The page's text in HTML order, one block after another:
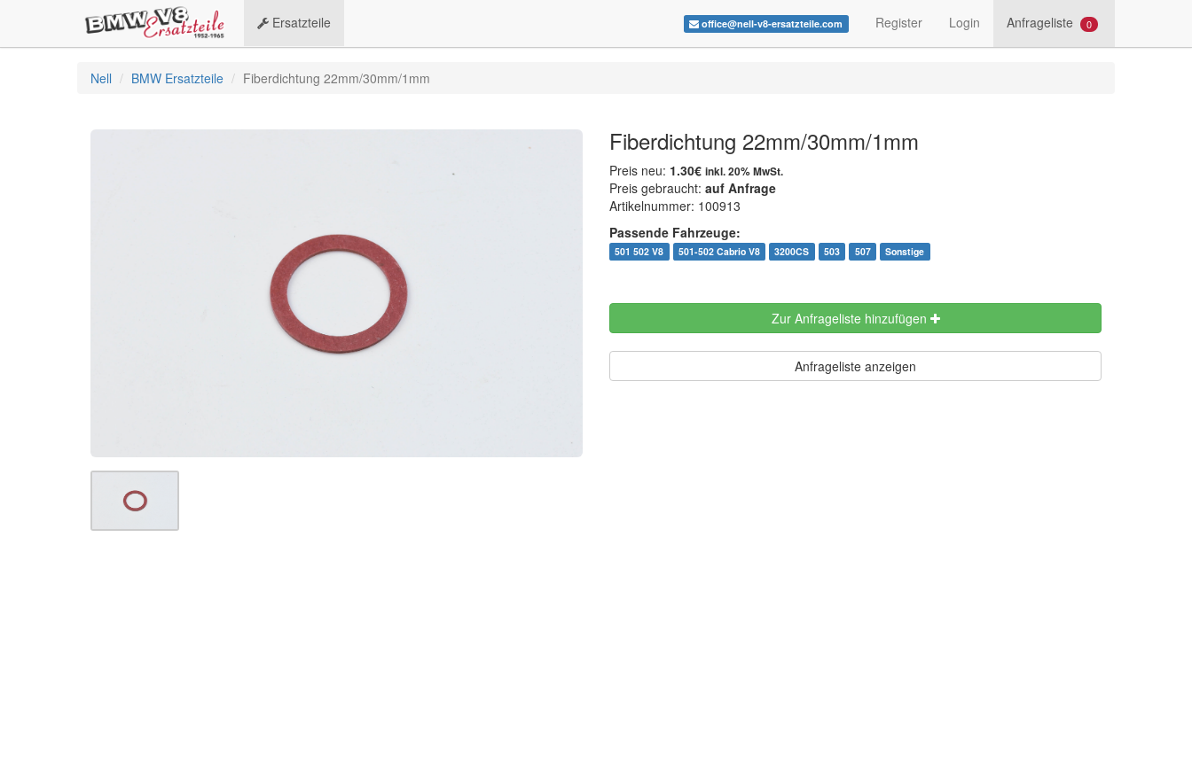
Ersatzteile office@nell-v8-ersatzteile.com Register Login Anfrageliste 0
Nell BMW Ersatzteile Fiberdichtung 22mm/30mm/1mm
Fiberdichtung 22mm/30mm/1mm
Preis neu: 1.30€ inkl. 20% MwSt.
Preis gebraucht: auf Anfrage
Artikelnummer: 100913
Passende Fahrzeuge:
501 502 V8 501-502 Cabrio V8 3200CS 503 507 Sonstige
Zur Anfrageliste hinzufügen
Anfrageliste anzeigen